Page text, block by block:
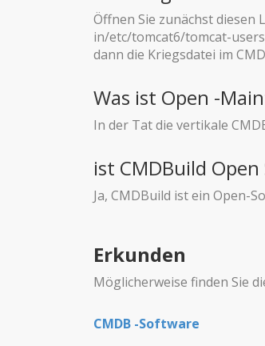
Öffnen Sie zunächst diesen
in/etc/tomcat6/tomcat-
dann die Kriegsdatei im
Was ist Open -
In der Tat die vertikale
ist CMDBuild Open
Ja, CMDBuild ist ein Open-
Erkunden
Möglicherweise finden Sie
CMDB -Software